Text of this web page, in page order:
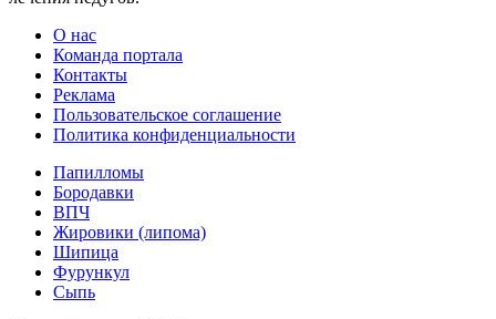
О нас
Команда портала
Контакты
Реклама
Пользовательское соглашение
Политика конфиденциальности
Папилломы
Бородавки
ВПЧ
Жировики (липома)
Шипица
Фурункул
Сыпь